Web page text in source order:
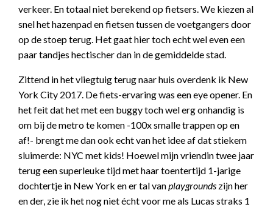
verkeer. En totaal niet berekend op fietsers. We kiezen al
snel het hazenpad en fietsen tussen de voetgangers door
op de stoep terug. Het gaat hier toch echt wel even een
paar tandjes hectischer dan in de gemiddelde stad.
Zittend in het vliegtuig terug naar huis overdenk ik New
York City 2017. De fiets-ervaring was een eye opener. En
het feit dat het met een buggy toch wel erg onhandig is
om bij de metro te komen -100x smalle trappen op en
af!- brengt me dan ook echt van het idee af dat stiekem
sluimerde: NYC met kids! Hoewel mijn vriendin twee jaar
terug een superleuke tijd met haar toentertijd 1-jarige
dochtertje in New York en er tal vanplaygrounds zijn her
en der, zie ik het nog niet écht voor me als Lucas straks 1